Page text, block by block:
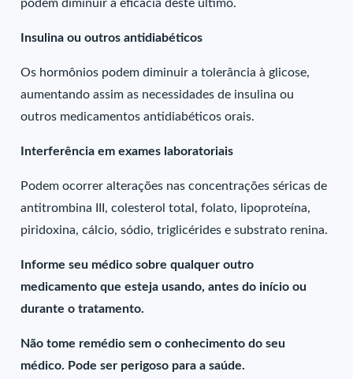
podem diminuir a eficácia deste último.
Insulina ou outros antidiabéticos
Os hormônios podem diminuir a tolerância à glicose,
aumentando assim as necessidades de insulina ou
outros medicamentos antidiabéticos orais.
Interferência em exames laboratoriais
Podem ocorrer alterações nas concentrações séricas de
antitrombina III, colesterol total, folato, lipoproteína,
piridoxina, cálcio, sódio, triglicérides e substrato renina.
Informe seu médico sobre qualquer outro
medicamento que esteja usando, antes do início ou
durante o tratamento.
Não tome remédio sem o conhecimento do seu
médico. Pode ser perigoso para a saúde.